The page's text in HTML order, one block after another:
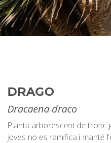
DRAGO
Dracaena draco
Planta arborescent de tronc
joves no es ramifica i manté